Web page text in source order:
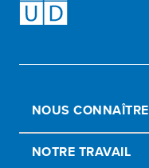
NOUS CONNAÎTRE
NOTRE TRAVAIL